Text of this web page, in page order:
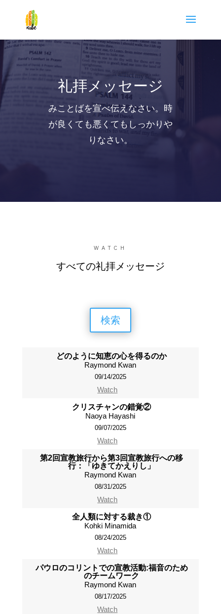
礼拝メッセージ
みことばを宣べ伝えなさい。時
が良くても悪くてもしっかりや
りなさい。
WATCH
すべての礼拝メッセージ
検索
どのように知恵の心を得るのか
Raymond Kwan
09/14/2025
Watch
クリスチャンの錯覚②
Naoya Hayashi
09/07/2025
Watch
第2回宣教旅行から第3回宣教旅行への移
行：「ゆきてかえりし」
Raymond Kwan
08/31/2025
Watch
全人類に対する裁き①
Kohki Minamida
08/24/2025
Watch
パウロのコリントでの宣教活動:福音のため
のチームワーク
Raymond Kwan
08/17/2025
Watch